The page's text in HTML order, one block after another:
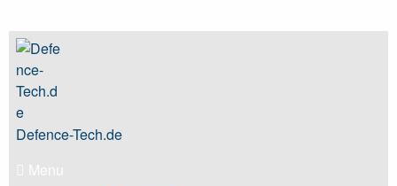
Skip
content
Defence-Tech.de
Menu